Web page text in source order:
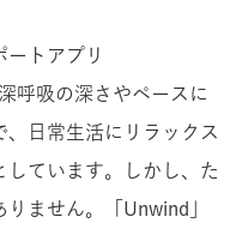
ートアプリ
呼吸の深さやペースに
日常生活にリラックス
ています。しかし、た
ません。「Unwind」